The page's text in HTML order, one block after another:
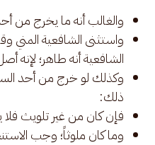
والغالب أنه ما يخرج من
واستثنى الشافعية المني
الشافعية أنه طاهر؛ لإنه
وكذلك لو خرج من أحد
ذلك:
فإن كان من غير تلويث
وما كان ملوثاً؛ وجب